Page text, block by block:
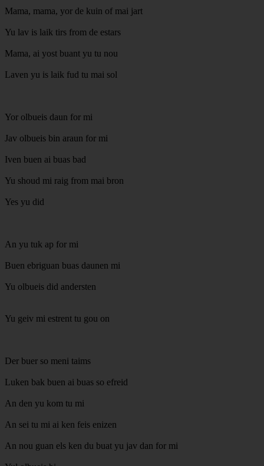
Mama, mama, yor de kuin of mai jart
Yu lav is laik tirs from de estars
Mama, ai yost buant yu tu nou
Laven yu is laik fud tu mai sol
Yor olbueis daun for mi
Jav olbueis bin araun for mi
Iven buen ai buas bad
Yu shoud mi raig from mai bron
Yes yu did
An yu tuk ap for mi
Buen ebriguan buas daunen mi
Yu olbueis did andersten
Yu geiv mi estrent tu gou on
Der buer so meni taims
Luken bak buen ai buas so efreid
An den yu kom tu mi
An sei tu mi ai ken feis enizen
An nou guan els ken du buat yu jav dan for mi